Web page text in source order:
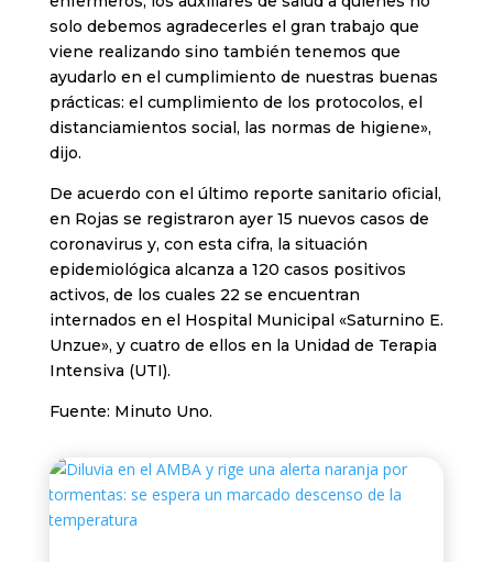
solo debemos agradecerles el gran trabajo que
viene realizando sino también tenemos que
ayudarlo en el cumplimiento de nuestras buenas
prácticas: el cumplimiento de los protocolos, el
distanciamientos social, las normas de higiene»,
dijo.
De acuerdo con el último reporte sanitario oficial,
en Rojas se registraron ayer 15 nuevos casos de
coronavirus y, con esta cifra, la situación
epidemiológica alcanza a 120 casos positivos
activos, de los cuales 22 se encuentran
internados en el Hospital Municipal «Saturnino E.
Unzue», y cuatro de ellos en la Unidad de Terapia
Intensiva (UTI).
Fuente: Minuto Uno.